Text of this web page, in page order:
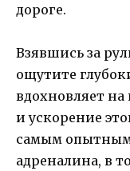
дороге.
Взявшись за
ощутите
вдохновляет
и ускорение
самым
адреналина, в